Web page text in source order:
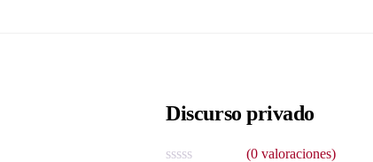
Discurso privado
(0valoraciones)